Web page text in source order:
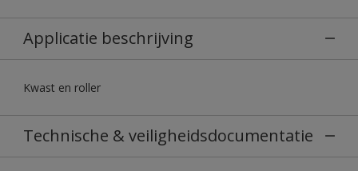
Applicatie beschrijving
Kwast en roller
Technische & veiligheidsdocumentatie